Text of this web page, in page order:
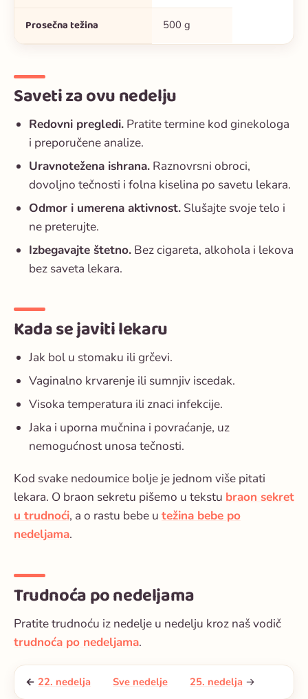
Prosečna težina 500 g
Saveti za ovu nedelju
Redovni pregledi. Pratite termine kod ginekologa
i preporučene analize.
Uravnotežena ishrana. Raznovrsni obroci,
dovoljno tečnosti i folna kiselina po savetu lekara.
Odmor i umerena aktivnost. Slušajte svoje telo i
ne preterujte.
Izbegavajte štetno. Bez cigareta, alkohola i lekova
bez saveta lekara.
Kada se javiti lekaru
Jak bol u stomaku ili grčevi.
Vaginalno krvarenje ili sumnjiv iscedak.
Visoka temperatura ili znaci infekcije.
Jaka i uporna mučnina i povraćanje, uz
nemogućnost unosa tečnosti.
Kod svake nedoumice bolje je jednom više pitati
lekara. O braon sekretu pišemo u tekstu braon sekret
u trudnoći, a o rastu bebe u težina bebe po
nedeljama.
Trudnoća po nedeljama
Pratite trudnoću iz nedelje u nedelju kroz naš vodič
trudnoća po nedeljama.
← 22. nedelja Sve nedelje 25. nedelja →